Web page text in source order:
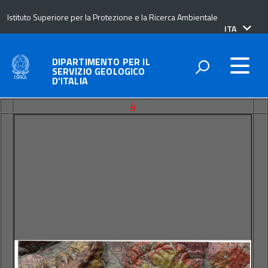
Istituto Superiore per la Protezione e la Ricerca Ambientale
lingua
ITA
DIPARTIMENTO PER IL
SERVIZIO GEOLOGICO
D’ITALIA
4